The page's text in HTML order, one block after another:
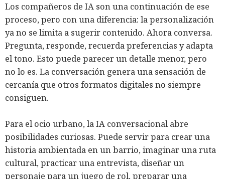
Los compañeros de IA son una continuación de ese
proceso, pero con una diferencia: la personalización
ya no se limita a sugerir contenido. Ahora conversa.
Pregunta, responde, recuerda preferencias y adapta
el tono. Esto puede parecer un detalle menor, pero
no lo es. La conversación genera una sensación de
cercanía que otros formatos digitales no siempre
consiguen.
Para el ocio urbano, la IA conversacional abre
posibilidades curiosas. Puede servir para crear una
historia ambientada en un barrio, imaginar una ruta
cultural, practicar una entrevista, diseñar un
personaje para un juego de rol, preparar una